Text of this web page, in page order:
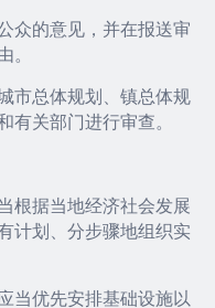
众的意见，并在报送审
市总体规划、镇总体规
关部门进行审查。
根据当地经济社会发展
计划、分步骤地组织实
当优先安排基础设施以